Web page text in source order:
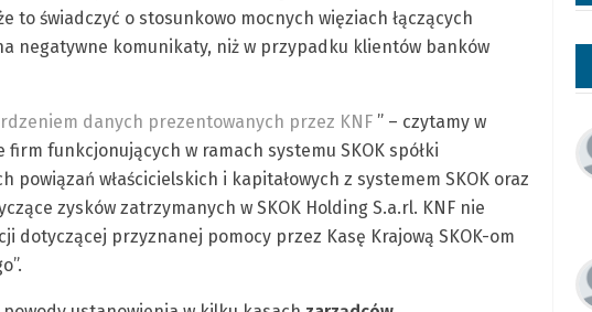
to świadczyć o stosunkowo mocnych więziach łączących
negatywne komunikaty, niż w przypadku klientów banków
danych prezentowanych przez KNF ” – czytamy w
firm funkcjonujących w ramach systemu SKOK spółki
powiązań właścicielskich i kapitałowych z systemem SKOK oraz
zysków zatrzymanych w SKOK Holding S.a.rl. KNF nie
dotyczącej przyznanej pomocy przez Kasę Krajową SKOK-om